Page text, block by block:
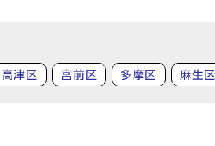
高津区 宮前区 多摩区 麻生区